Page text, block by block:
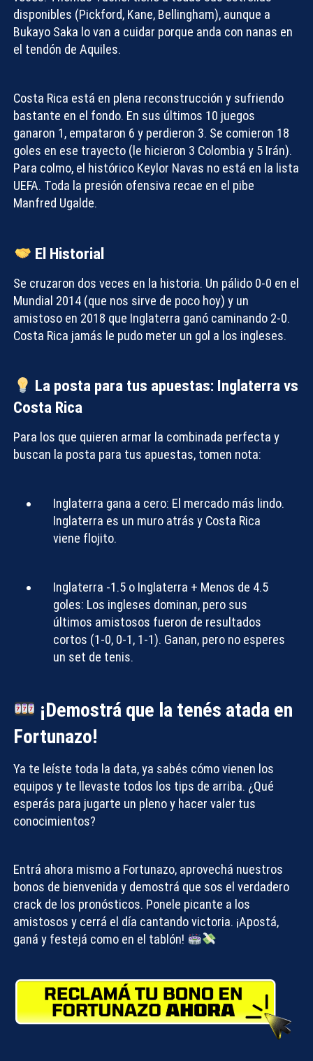
disponibles (Pickford, Kane, Bellingham), aunque a
Bukayo Saka lo van a cuidar porque anda con nanas en
el tendón de Aquiles.
Costa Rica está en plena reconstrucción y sufriendo
bastante en el fondo. En sus últimos 10 juegos
ganaron 1, empataron 6 y perdieron 3. Se comieron 18
goles en ese trayecto (le hicieron 3 Colombia y 5 Irán).
Para colmo, el histórico Keylor Navas no está en la lista
UEFA. Toda la presión ofensiva recae en el pibe
Manfred Ugalde.
El Historial
Se cruzaron dos veces en la historia. Un pálido 0-0 en el
Mundial 2014 (que nos sirve de poco hoy) y un
amistoso en 2018 que Inglaterra ganó caminando 2-0.
Costa Rica jamás le pudo meter un gol a los ingleses.
La posta para tus apuestas: Inglaterra vs
Costa Rica
Para los que quieren armar la combinada perfecta y
buscan la posta para tus apuestas, tomen nota:
Inglaterra gana a cero: El mercado más lindo.
Inglaterra es un muro atrás y Costa Rica
viene flojito.
Inglaterra -1.5 o Inglaterra + Menos de 4.5
goles: Los ingleses dominan, pero sus
últimos amistosos fueron de resultados
cortos (1-0, 0-1, 1-1). Ganan, pero no esperes
un set de tenis.
¡Demostrá que la tenés atada en
Fortunazo!
Ya te leíste toda la data, ya sabés cómo vienen los
equipos y te llevaste todos los tips de arriba. ¿Qué
esperás para jugarte un pleno y hacer valer tus
conocimientos?
Entrá ahora mismo a Fortunazo, aprovechá nuestros
bonos de bienvenida y demostrá que sos el verdadero
crack de los pronósticos. Ponele picante a los
amistosos y cerrá el día cantando victoria. ¡Apostá,
ganá y festejá como en el tablón!